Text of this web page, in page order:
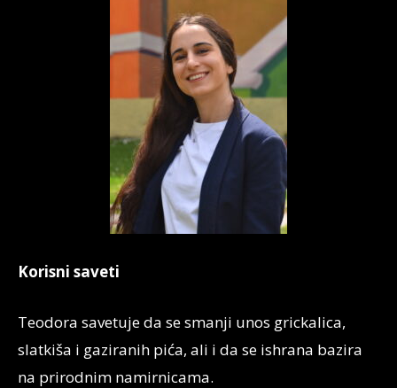
Korisni saveti
Teodora savetuje da se smanji unos grickalica,
slatkiša i gaziranih pića, ali i da se ishrana bazira
na prirodnim namirnicama.